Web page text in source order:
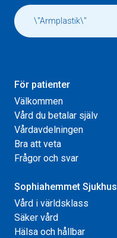
För patienter
Välkommen
Vård du betalar själv
Vårdavdelningen
Bra att veta
Frågor och svar
Sophiahemmet Sjukhus
Vård i världsklass
Säker vård
Hälsa och hållbar